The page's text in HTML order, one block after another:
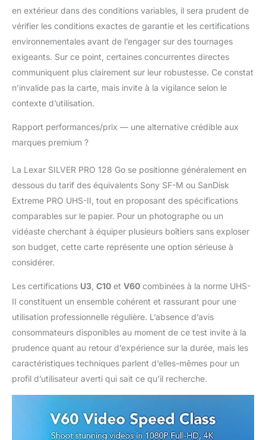
généreuse de 128Go :
offre un espace de
stockage suffisant
photos haute
résolution et des
heures de vidéos 4K,
prolongées sans
en extérieur dans des conditions variables, il sera prudent de
vérifier les conditions exactes de garantie et les certifications
environnementales avant de l’engager sur des tournages
exigeants. Sur ce point, certaines concurrentes directes
communiquent plus clairement sur leur robustesse. Ce constat
n’invalide pas la carte, mais invite à la vigilance selon le
contexte d’utilisation.
Rapport performances/prix — une alternative crédible aux
marques premium ?
La Lexar SILVER PRO 128 Go se positionne généralement en
dessous du tarif des équivalents Sony SF-M ou SanDisk
Extreme PRO UHS-II, tout en proposant des spécifications
comparables sur le papier. Pour un photographe ou un
vidéaste cherchant à équiper plusieurs boîtiers sans exploser
son budget, cette carte représente une option sérieuse à
considérer.
Les certifications U3 C10 et V60 combinées à la norme UHS-
II constituent un ensemble cohérent et rassurant pour une
utilisation professionnelle régulière. L’absence d’avis
consommateurs disponibles au moment de ce test invite à la
prudence quant au retour d’expérience sur la durée, mais les
caractéristiques techniques parlent d’elles-mêmes pour un
profil d’utilisateur averti qui sait ce qu’il recherche.